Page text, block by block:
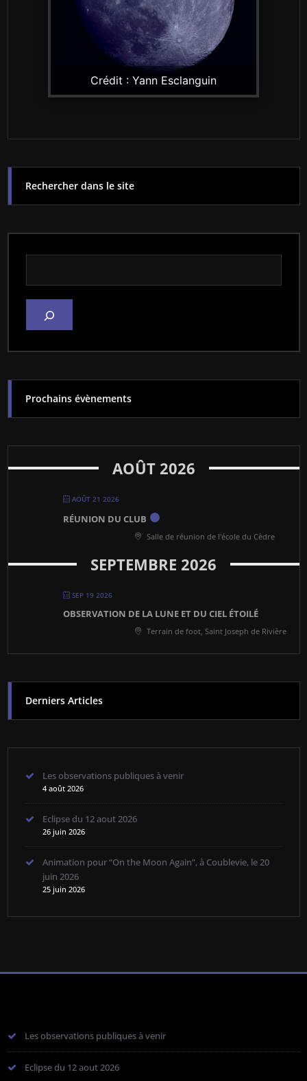
Crédit : Yann Esclanguin
Rechercher dans le site
Rechercher dans le site
Prochains évènements
AOÛT 2026
AOÛT 21 2026
RÉUNION DU CLUB
Salle de réunion de l'école du Cèdre
SEPTEMBRE 2026
SEP 19 2026
OBSERVATION DE LA LUNE ET DU CIEL ÉTOILÉ
Terrain de foot, Saint Joseph de Rivière
Derniers Articles
Les observations publiques à venir
4 août 2026
Eclipse du 12 aout 2026
26 juin 2026
Animation pour “On the Moon Again”, à Coublevie, le 20
juin 2026
25 juin 2026
Les observations publiques à venir
Eclipse du 12 aout 2026